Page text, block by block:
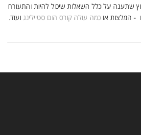
שתענה על כלל השאלות שיכול להיות והתעוררו
- המלצות או כמה עולה קורס הום סטיילינג ועוד.